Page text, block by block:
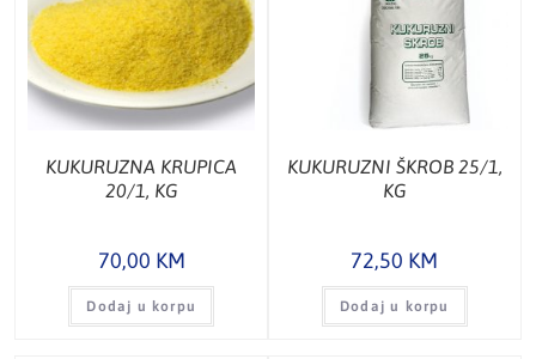
KUKURUZNA KRUPICA
20/1, KG
70,00 KM
Dodaj u korpu
KUKURUZNI ŠKROB 25/1,
KG
72,50 KM
Dodaj u korpu